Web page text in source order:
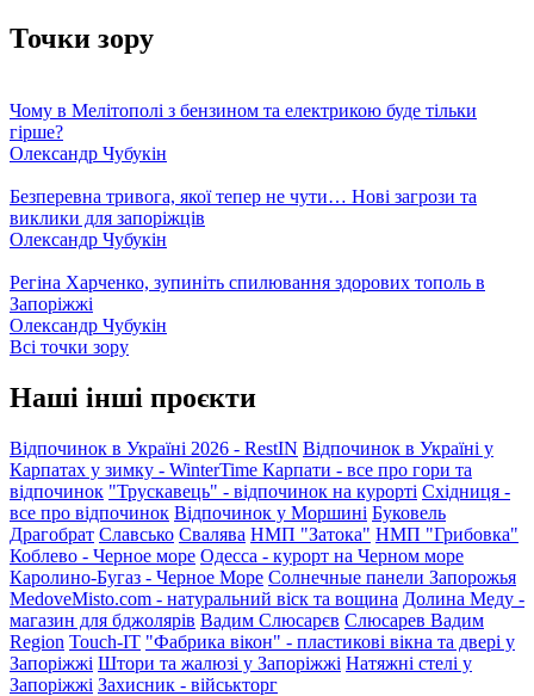
Точки зору
Чому в Мелітополі з бензином та електрикою буде тільки
гірше?
Олександр Чубукін
Безперевна тривога, якої тепер не чути… Нові загрози та
виклики для запоріжців
Олександр Чубукін
Регіна Харченко, зупиніть спилювання здорових тополь в
Запоріжжі
Олександр Чубукін
Всі точки зору
Наші інші проєкти
Відпочинок в Україні 2026 - RestIN Відпочинок в Україні у
Карпатах у зимку - WinterTime Карпати - все про гори та
відпочинок "Трускавець" - відпочинок на курорті Східниця -
все про відпочинок Відпочинок у Моршині Буковель
Драгобрат Славсько Свалява НМП "Затока" НМП "Грибовка"
Коблево - Черное море Одесса - курорт на Черном море
Каролино-Бугаз - Черное Море Солнечные панели Запорожья
MedoveMisto.com - натуральний віск та вощина Долина Меду -
магазин для бджолярів Вадим Слюсарєв Слюсарев Вадим
Region Touch-IT "Фабрика вікон" - пластикові вікна та двері у
Запоріжжі Штори та жалюзі у Запоріжжі Натяжні стелі у
Запоріжжі Захисник - військторг